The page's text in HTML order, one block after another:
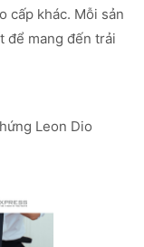
cấp khác. Mỗi sản
để mang đến trải
Leon Dio